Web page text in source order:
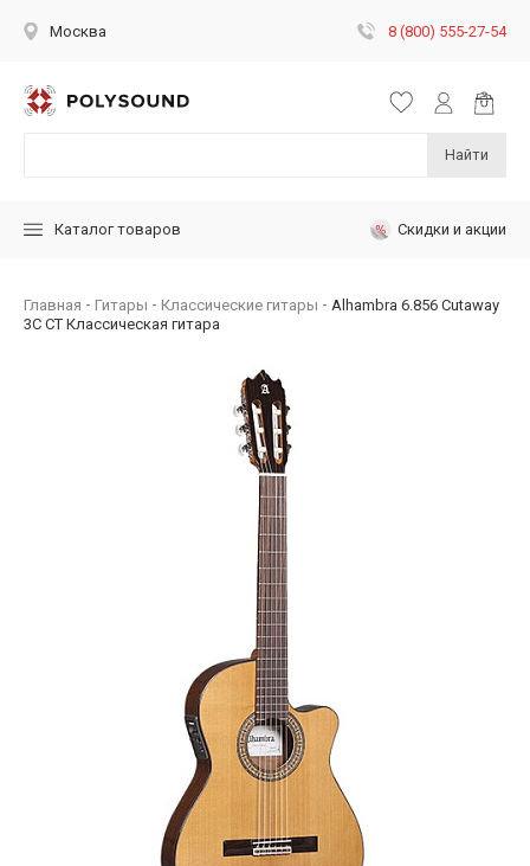
Москва 8 (800) 555-27-54
Найти
Каталог товаров Скидки и акции
Главная Гитары Классические гитары
Alhambra 6.856 Cutaway
3C CT Классическая гитара